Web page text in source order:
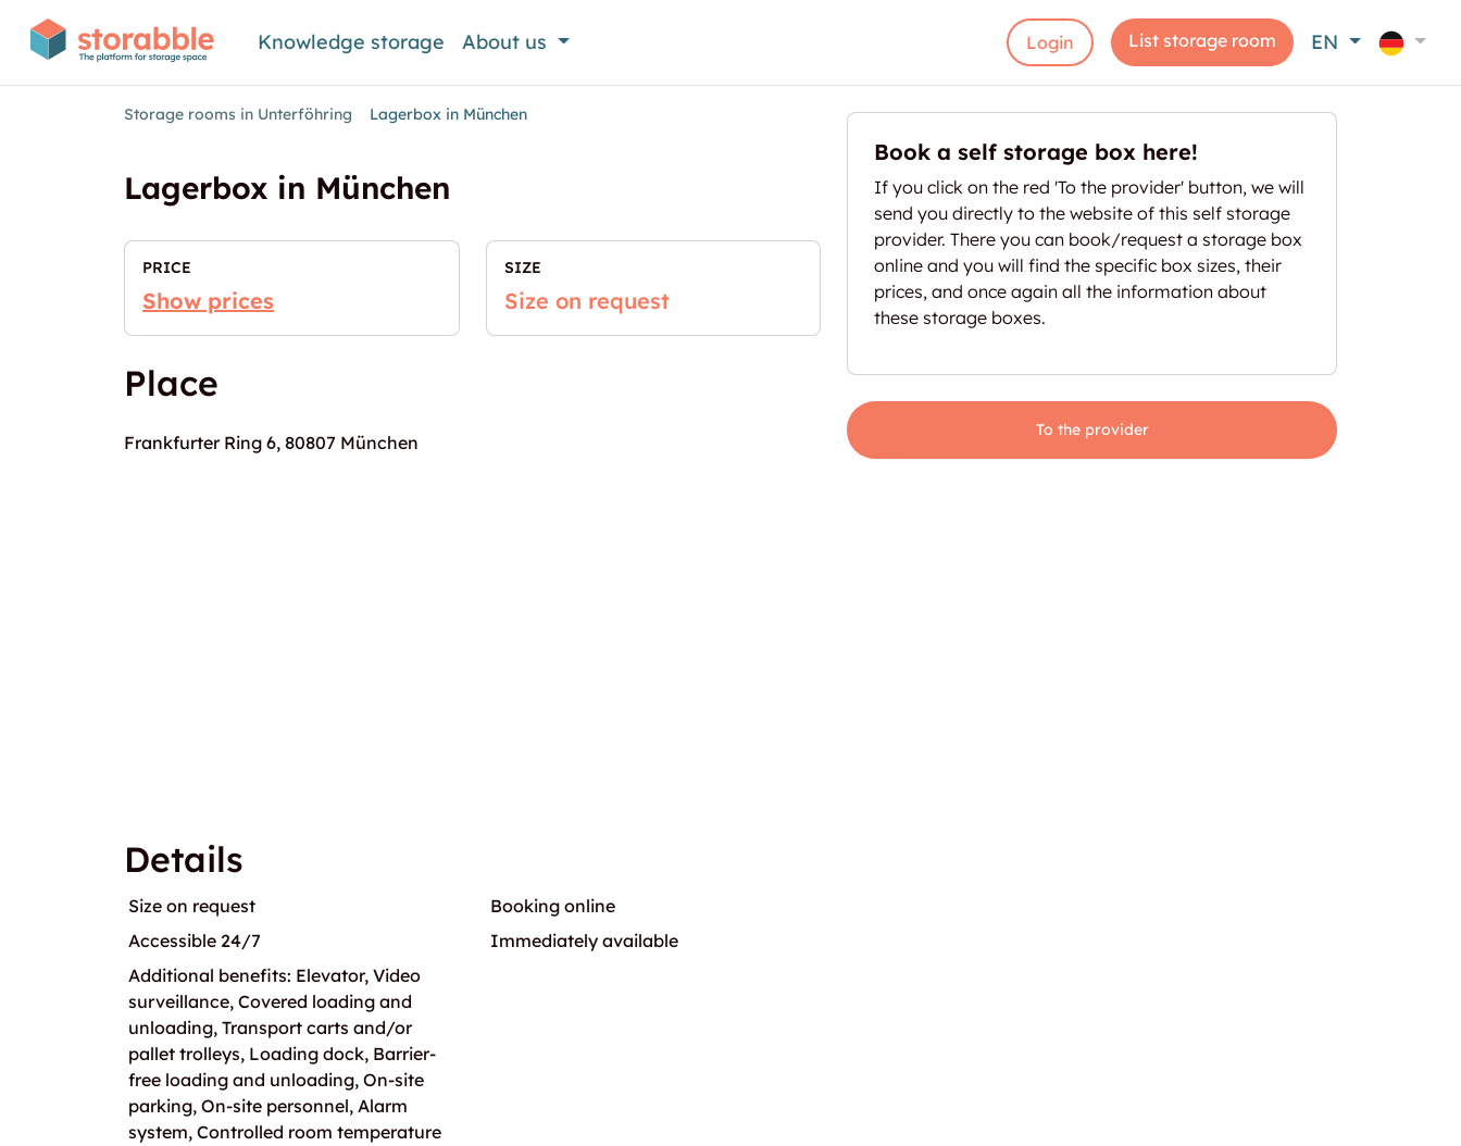
Knowledge storage About us Login List storage room EN
Storage rooms in Unterföhring Lagerbox in München
Lagerbox in München
PRICE
Show prices
SIZE
Size on request
Place
Frankfurter Ring 6, 80807 München
Details
Size on request
Booking online
Accessible 24/7
Immediately available
Additional benefits: Elevator, Video
surveillance, Covered loading and
unloading, Transport carts and/or
pallet trolleys, Loading dock, Barrier-
free loading and unloading, On-site
parking, On-site personnel, Alarm
system, Controlled room temperature
Book a self storage box here!
If you click on the red 'To the provider' button, we will
send you directly to the website of this self storage
provider. There you can book/request a storage box
online and you will find the specific box sizes, their
prices, and once again all the information about
these storage boxes.
To the provider